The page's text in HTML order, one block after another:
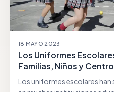
18 MAYO 2023
Los Uniformes
Familias, Niños y
Los uniformes escolares